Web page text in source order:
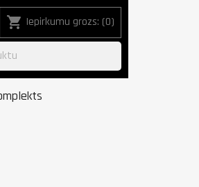
shopping_cart Iepirkumu grozs: (0)